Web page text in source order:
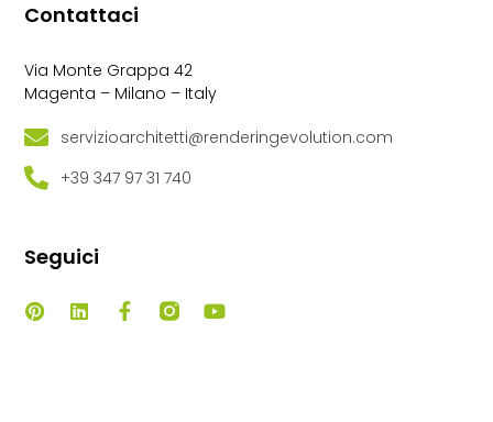
Contattaci
Via Monte Grappa 42
Magenta – Milano – Italy
servizioarchitetti@renderingevolution.com
+39 347 97 31 740
Seguici